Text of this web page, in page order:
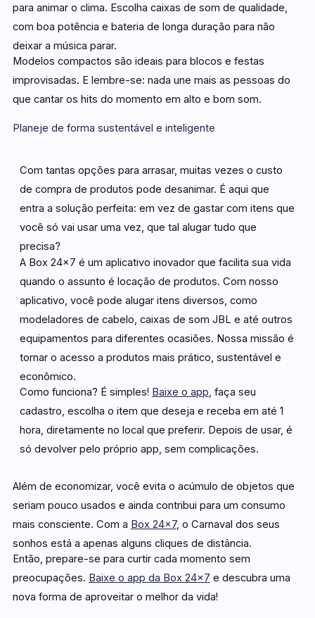
para animar o clima. Escolha caixas de som de qualidade,
com boa potência e bateria de longa duração para não
deixar a música parar.
Modelos compactos são ideais para blocos e festas
improvisadas. E lembre-se: nada une mais as pessoas do
que cantar os hits do momento em alto e bom som.
Planeje de forma sustentável e inteligente
Com tantas opções para arrasar, muitas vezes o custo
de compra de produtos pode desanimar. É aqui que
entra a solução perfeita: em vez de gastar com itens que
você só vai usar uma vez, que tal alugar tudo que
precisa?
A Box 24×7 é um aplicativo inovador que facilita sua vida
quando o assunto é locação de produtos. Com nosso
aplicativo, você pode alugar itens diversos, como
modeladores de cabelo, caixas de som JBL e até outros
equipamentos para diferentes ocasiões. Nossa missão é
tornar o acesso a produtos mais prático, sustentável e
econômico.
Como funciona? É simples! Baixe o app, faça seu
cadastro, escolha o item que deseja e receba em até 1
hora, diretamente no local que preferir. Depois de usar, é
só devolver pelo próprio app, sem complicações.
Além de economizar, você evita o acúmulo de objetos que
seriam pouco usados e ainda contribui para um consumo
mais consciente. Com a Box 24×7, o Carnaval dos seus
sonhos está a apenas alguns cliques de distância.
Então, prepare-se para curtir cada momento sem
preocupações. Baixe o app da Box 24×7 e descubra uma
nova forma de aproveitar o melhor da vida!